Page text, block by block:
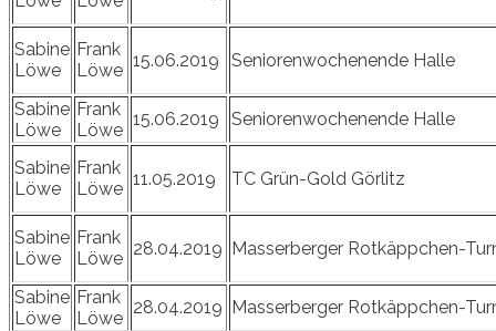
Sabine
Löwe
Frank
Löwe 15.06.2019 Seniorenwochenende Halle
Sabine
Löwe
Frank
Löwe
15.06.2019 Seniorenwochenende Halle
Sabine
Löwe
Frank
Löwe 11.05.2019 TC Grün-Gold Görlitz
Sabine
Löwe
Frank
Löwe 28.04.2019 Masserberger Rotkäppchen-
Sabine
Löwe
Frank
Löwe
28.04.2019 Masserberger Rotkäppchen-